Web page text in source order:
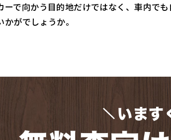
ーで向かう目的地だけではなく、車内で
がでしょうか。
います